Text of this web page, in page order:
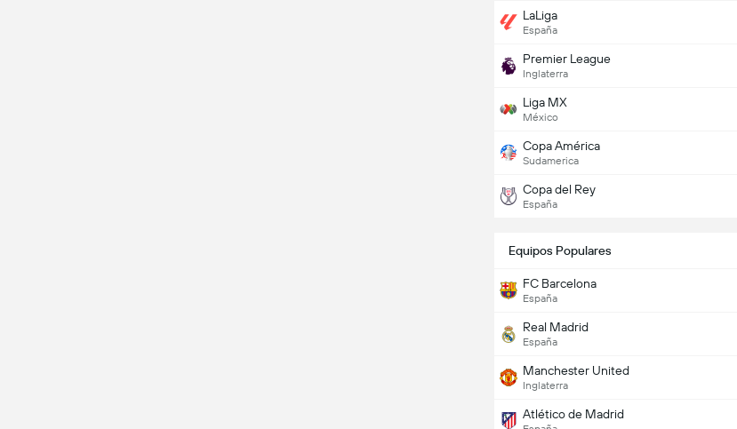
LaLiga
España
Premier League
Inglaterra
Liga MX
México
Copa América
Sudamerica
Copa del Rey
España
Equipos Populares
FC Barcelona
España
Real Madrid
España
Manchester United
Inglaterra
Atlético de Madrid